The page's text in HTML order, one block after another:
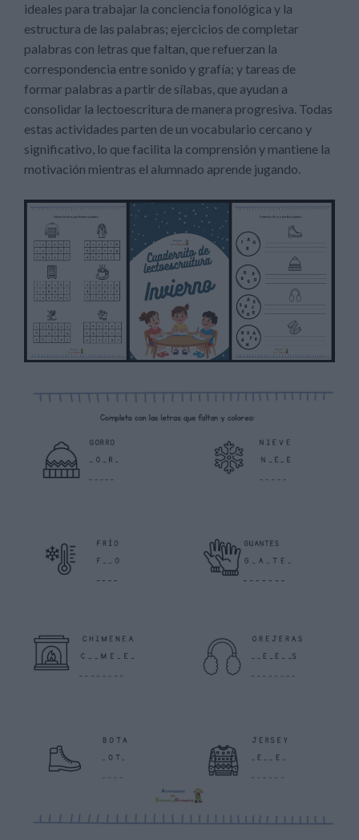
ideales para trabajar la conciencia fonológica y la
estructura de las palabras; ejercicios de completar
palabras con letras que faltan, que refuerzan la
correspondencia entre sonido y grafía; y tareas de
formar palabras a partir de sílabas, que ayudan a
consolidar la lectoescritura de manera progresiva. Todas
estas actividades parten de un vocabulario cercano y
significativo, lo que facilita la comprensión y mantiene la
motivación mientras el alumnado aprende jugando.